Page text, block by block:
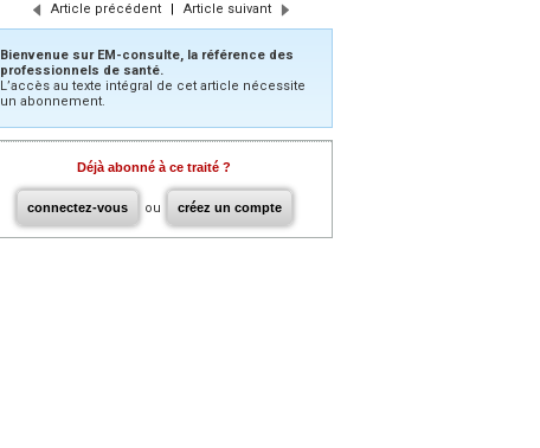
Article précédent | Article suivant
Bienvenue sur EM-consulte, la référence des
professionnels de santé.
L’accès au texte intégral de cet article nécessite
un abonnement.
Déjà abonné à ce traité ?
connectez-vous ou créez un compte